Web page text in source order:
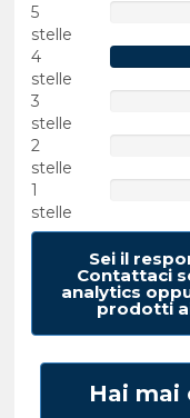
5
stelle
4
stelle
3
stelle
2
stelle
1
stelle
Sei il
Contattaci
analytics
prodotti
Hai mai